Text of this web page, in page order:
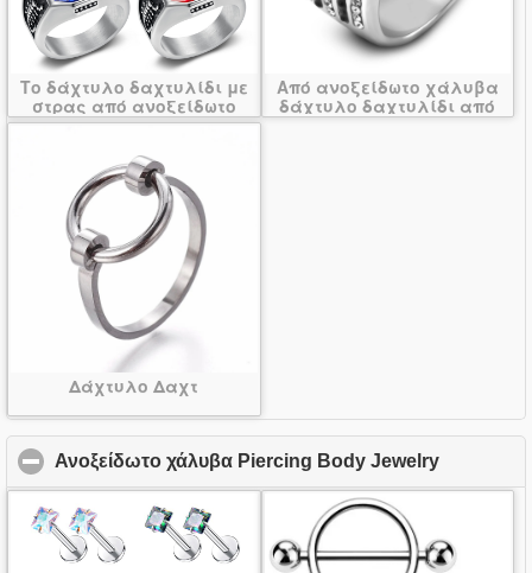
Το δάχτυλο δαχτυλίδι με
στρας από ανοξείδωτο
χάλυβα
Από ανοξείδωτο χάλυβα
δάχτυλο δαχτυλίδι από
κρύσταλλο
Δάχτυλο Δαχτ
Ανοξείδωτο χάλυβα Piercing Body Jewelry